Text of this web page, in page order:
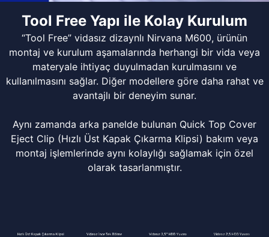
Tool Free Yapı ile Kolay Kurulum
“Tool Free” vidasız dizaynlı Nirvana M600, ürünün
montaj ve kurulum aşamalarında herhangi bir vida veya
materyale ihtiyaç duyulmadan kurulmasını ve
kullanılmasını sağlar. Diğer modellere göre daha rahat ve
avantajlı bir deneyim sunar.
Aynı zamanda arka panelde bulunan Quick Top Cover
Eject Clip (Hızlı Üst Kapak Çıkarma Klipsi) bakım veya
montaj işlemlerinde aynı kolaylığı sağlamak için özel
olarak tasarlanmıştır.